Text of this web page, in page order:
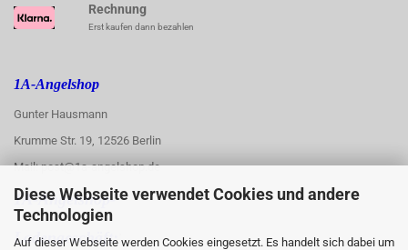
Diese Webseite verwendet Cookies und andere
Technologien
Auf dieser Webseite werden Cookies eingesetzt. Es handelt sich dabei um
Rechnung
Erst kaufen dann bezahlen
1A-Angelshop
Gunter Hausmann
Krumme Str. 19, 12526 Berlin
Mail: post@1a-angelshop.de
1A-Angelshop-
Ladengeschäft: :